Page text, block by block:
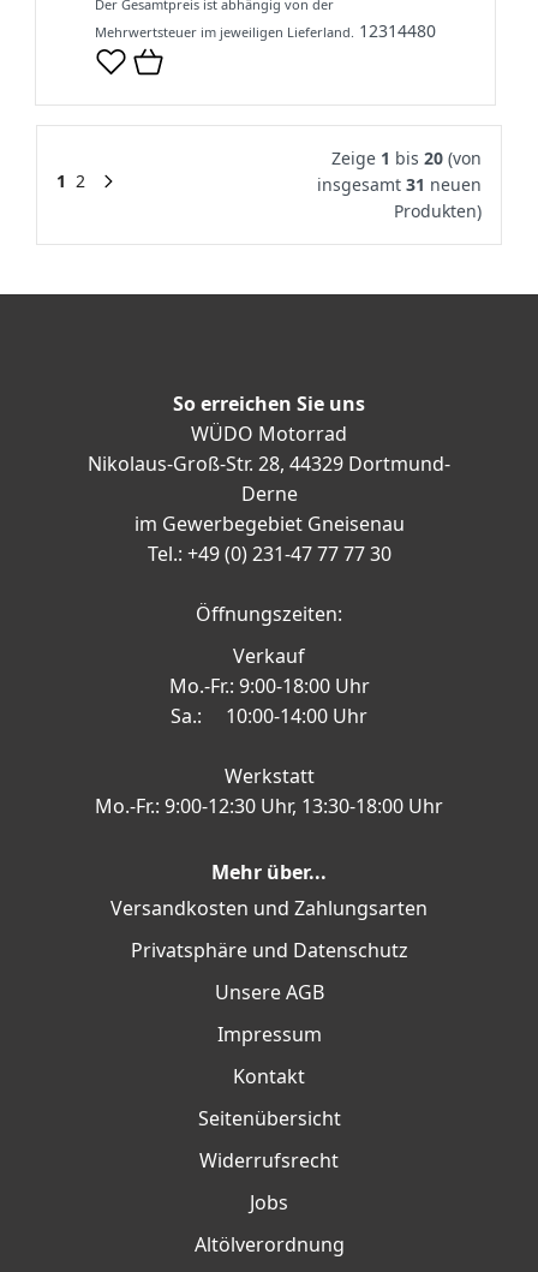
Der Gesamtpreis ist abhängig von der
Mehrwertsteuer im jeweiligen Lieferland. 12314480
1 2
Zeige 1 bis 20 (von
insgesamt 31 neuen
Produkten)
So erreichen Sie uns
WÜDO Motorrad
Nikolaus-Groß-Str. 28, 44329 Dortmund-
Derne
im Gewerbegebiet Gneisenau
Tel.: +49 (0) 231-47 77 77 30
Öffnungszeiten:
Verkauf
Mo.-Fr.: 9:00-18:00 Uhr
Sa.: 10:00-14:00 Uhr
Werkstatt
Mo.-Fr.: 9:00-12:30 Uhr, 13:30-18:00 Uhr
Mehr über...
Versandkosten und Zahlungsarten
Privatsphäre und Datenschutz
Unsere AGB
Impressum
Kontakt
Seitenübersicht
Widerrufsrecht
Jobs
Altölverordnung